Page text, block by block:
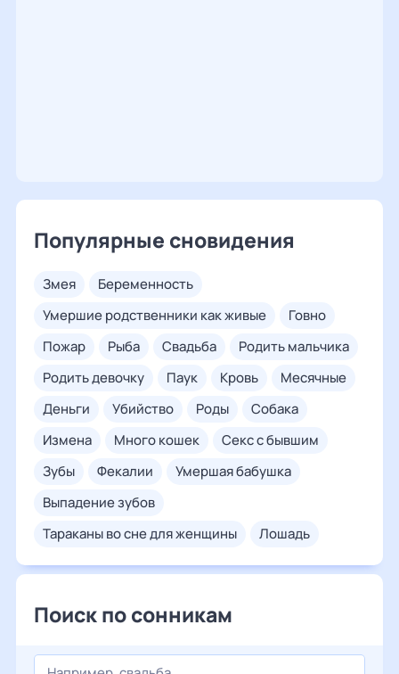
Популярные сновидения
змея
беременность
умершие родственники как живые
говно
пожар
рыба свадьба
родить мальчика
родить девочку
паук кровь
месячные
деньги
убийство роды
собака
измена
много кошек
секс с бывшим
зубы
фекалии
умершая бабушка
выпадение зубов
тараканы во сне для женщины
лошадь
Поиск по сонникам